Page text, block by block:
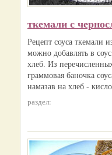
ткемали с
Рецепт соуса ткемали
можно добавлять в
хлеб. Из
граммовая баночка
намазав на хлеб -
раздел: